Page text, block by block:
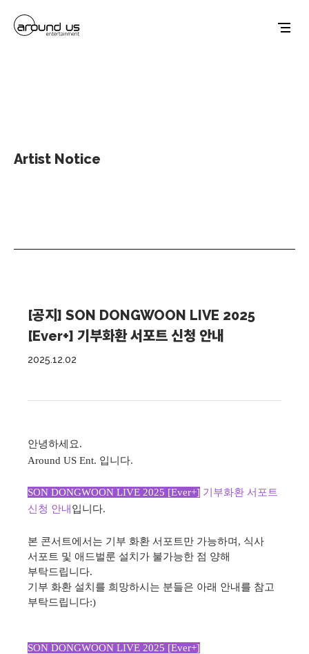
Artist Notice
[공지] SON DONGWOON LIVE 2025
[Ever+]​​ 기부화환 서포트 신청 안내
2025.12.02
안녕하세요.
Around US Ent. 입니다.
SON DONGWOON LIVE 2025 [Ever+] 기부화환 서포트
신청 안내 입니다.
본 콘서트에서는 기부 화환 서포트만 가능하며, 식사
서포트 및 애드벌룬 설치가 불가능한 점 양해
부탁드립니다.
기부 화환 설치를 희망하시는 분들은 아래 안내를 참고
부탁드립니다:)
SON DONGWOON LIVE 2025 [Ever+]